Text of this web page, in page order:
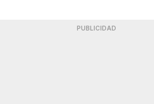
PUBLICIDAD